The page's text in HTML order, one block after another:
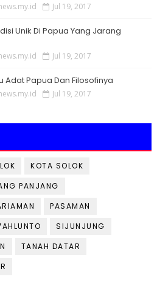
Jul 19, 2017
Unik Di Papua Yang Jarang
Jul 19, 2017
Adat Papua Dan Filosofinya
Jul 19, 2017
KOTA SOLOK
PANJANG
PASAMAN
SIJUNJUNG
TANAH DATAR